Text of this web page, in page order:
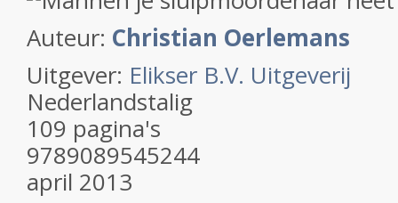
Auteur: Christian Oerlemans
Uitgever: Elikser B.V. Uitgeverij
Nederlandstalig
109 pagina's
9789089545244
april 2013